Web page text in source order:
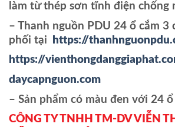
làm từ thép sơn tĩnh điện chống
– Thanh nguồn PDU 24 ổ cắm 3
phối tại
https://
https://
daycapnguon.com
– Sản phẩm có màu đen với 24
CÔNG TY TNHH TM-DV VIỄN